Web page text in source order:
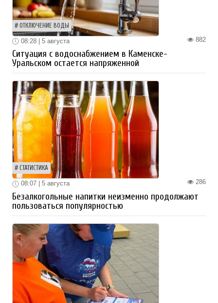
ОТКЛЮЧЕНИЕ ВОДЫ
882
08:28 | 5 августа
Ситуация с водоснабжением в Каменске-
Уральском остается напряженной
СТАТИСТИКА
286
08:07 | 5 августа
Безалкогольные напитки неизменно продолжают
пользоваться популярностью